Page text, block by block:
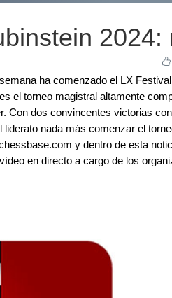
2024:
ha comenzado el LX
el torneo magistral altamente
Con dos convincentes victorias
nada más comenzar el
y dentro de esta
en directo a cargo de los